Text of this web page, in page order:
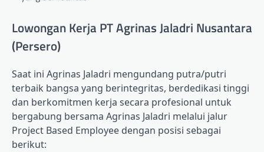
Lowongan Kerja PT Agrinas Jaladri Nusantara
(Persero)
Saat ini Agrinas Jaladri mengundang putra/putri
terbaik bangsa yang berintegritas, berdedikasi tinggi
dan berkomitmen kerja secara profesional untuk
bergabung bersama Agrinas Jaladri melalui jalur
Project Based Employee dengan posisi sebagai
berikut: